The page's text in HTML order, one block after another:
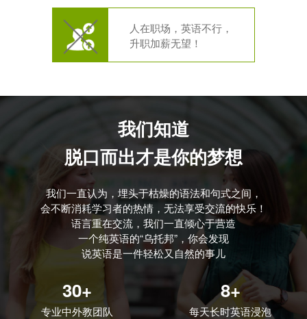
人在职场，英语不行，
升职加薪无望！
我们知道
脱口而出才是你的梦想
我们一直认为，埋头于枯燥的语法和句式之间，
会不断消耗学习者的热情，无法享受交流的快乐！
语言重在交流，我们一直倾心于营造
一个纯英语的“乌托邦”，你会发现
说英语是一件轻松又自然的事儿
30+
专业中外教团队
8+
每天长时英语浸泡